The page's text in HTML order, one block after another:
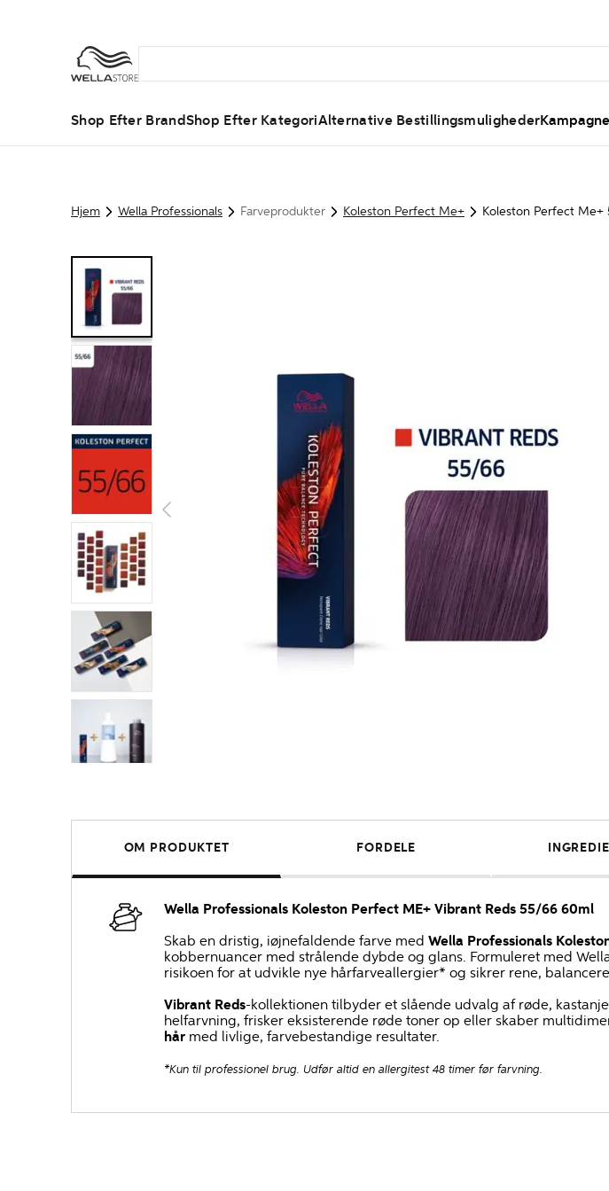
Shop Efter BrandShop Efter KategoriAlternative Bestillingsmuligheder
Hjem Wella Professionals Farveprodukter Koleston Perfect Me+ Koleston Perfect Me+
OM PRODUKTET FORDELE
Wella Professionals Koleston Perfect ME+ Vibrant Reds 55/66 60ml
Skab en dristig, iøjnefaldende farve med Wella Professionals
kobbernuancer med strålende dybde og glans. Formuleret med
risikoen for at udvikle nye hårfarveallergier* og sikrer rene,
Vibrant Reds-kollektionen tilbyder et slående udvalg af røde,
helfarvning, frisker eksisterende røde toner op eller skaber
hår med livlige, farvebestandige resultater.
*Kun til professionel brug. Udfør altid en allergitest 48 timer før farvning.